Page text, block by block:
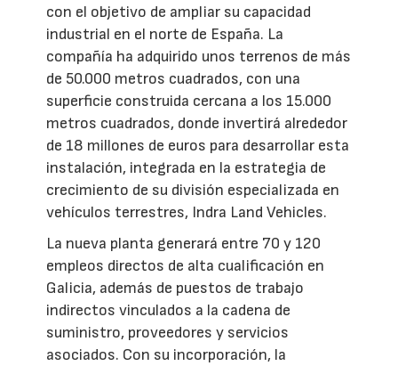
con el objetivo de ampliar su capacidad
industrial en el norte de España. La
compañía ha adquirido unos terrenos de más
de 50.000 metros cuadrados, con una
superficie construida cercana a los 15.000
metros cuadrados, donde invertirá alrededor
de 18 millones de euros para desarrollar esta
instalación, integrada en la estrategia de
crecimiento de su división especializada en
vehículos terrestres, Indra Land Vehicles.
La nueva planta generará entre 70 y 120
empleos directos de alta cualificación en
Galicia, además de puestos de trabajo
indirectos vinculados a la cadena de
suministro, proveedores y servicios
asociados. Con su incorporación, la